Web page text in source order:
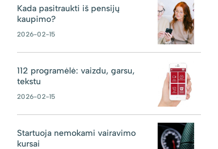
Kada pasitraukti iš pensijų
kaupimo?
2026-02-15
112 programėlė: vaizdu, garsu,
tekstu
2026-02-15
Startuoja nemokami vairavimo
kursai